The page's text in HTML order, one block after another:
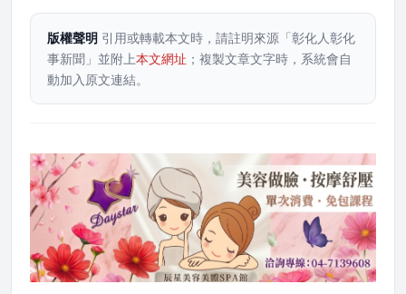
版權聲明 引用或轉載本文時，請註明來源「彰化人彰化
事新聞」並附上本文網址 ；複製文章文字時，系統會自
動加入原文連結。